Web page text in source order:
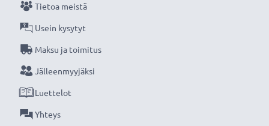
Tietoa meistä
Usein kysytyt
Maksu ja toimitus
Jälleenmyyjäksi
Luettelot
Yhteys